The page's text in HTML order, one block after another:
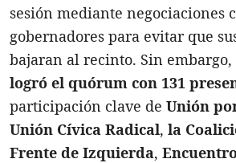
sesión mediante negociaciones
gobernadores para evitar que
bajaran al recinto. Sin embargo,
logró el quórum con 131
participación clave de Unión
Unión Cívica Radical, la
Frente de Izquierda,